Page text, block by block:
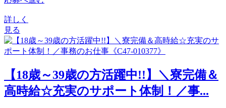
詳しく
見る
【18歳～39歳の方活躍中!!】＼寮完備＆
高時給☆充実のサポート体制！／事...